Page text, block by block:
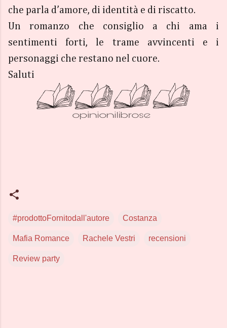
che parla d’amore, di identità e di riscatto.
Un romanzo che consiglio a chi ama i
sentimenti forti, le trame avvincenti e i
personaggi che restano nel cuore.
Saluti
#prodottoFornitodall'autore Costanza
Mafia Romance Rachele Vestri recensioni
Review party